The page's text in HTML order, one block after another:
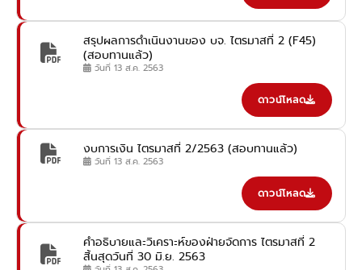
สรุปผลการดำเนินงานของ บจ. ไตรมาสที่ 2 (F45)
(สอบทานแล้ว)
วันที่ 13 ส.ค. 2563
ดาวน์โหลด
งบการเงิน ไตรมาสที่ 2/2563 (สอบทานแล้ว)
วันที่ 13 ส.ค. 2563
ดาวน์โหลด
คำอธิบายและวิเคราะห์ของฝ่ายจัดการ ไตรมาสที่ 2
สิ้นสุดวันที่ 30 มิ.ย. 2563